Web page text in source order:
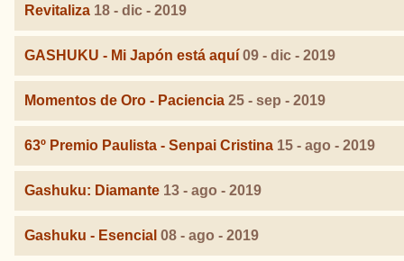
Revitaliza 18 - dic - 2019
GASHUKU - Mi Japón está aquí 09 - dic - 2019
Momentos de Oro - Paciencia 25 - sep - 2019
63º Premio Paulista - Senpai Cristina 15 - ago - 2019
Gashuku: Diamante 13 - ago - 2019
Gashuku - Esencial 08 - ago - 2019